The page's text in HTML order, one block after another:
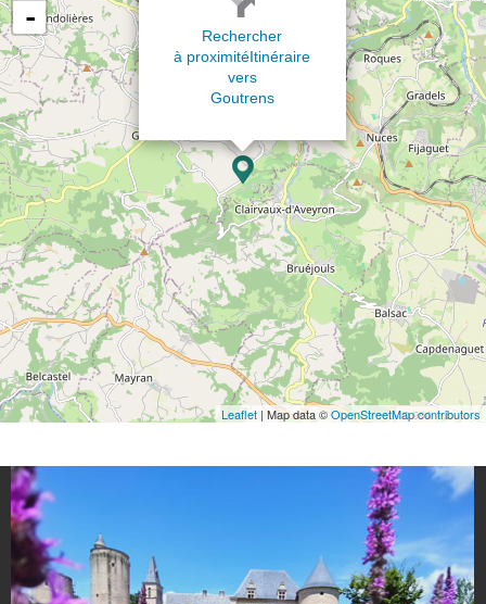
Rechercher
à proximitéItinéraire
vers
Goutrens
-
Leaflet | Map data ©OpenStreetMap contributors